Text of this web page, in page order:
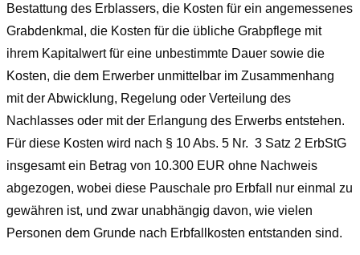
Bestattung des Erblassers, die Kosten für ein angemessenes
Grabdenkmal, die Kosten für die übliche Grabpflege mit
ihrem Kapitalwert für eine unbestimmte Dauer sowie die
Kosten, die dem Erwerber unmittelbar im Zusammenhang
mit der Abwicklung, Regelung oder Verteilung des
Nachlasses oder mit der Erlangung des Erwerbs entstehen.
Für diese Kosten wird nach § 10 Abs. 5 Nr. 3 Satz 2 ErbStG
insgesamt ein Betrag von 10.300 EUR ohne Nachweis
abgezogen, wobei diese Pauschale pro Erbfall nur einmal zu
gewähren ist, und zwar unabhängig davon, wie vielen
Personen dem Grunde nach Erbfallkosten entstanden sind.